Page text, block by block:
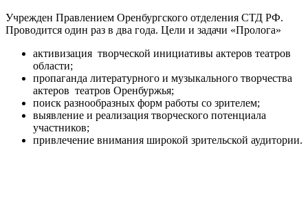
Учрежден Правлением Оренбургского отделения СТД РФ.
Проводится один раз в два года. Цели и задачи «Пролога»
активизация творческой инициативы актеров театров
области;
пропаганда литературного и музыкального творчества
актеров театров Оренбуржья;
поиск разнообразных форм работы со зрителем;
выявление и реализация творческого потенциала
участников;
привлечение внимания широкой зрительской аудитории.